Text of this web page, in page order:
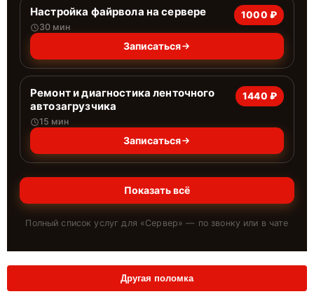
Настройка файрвола на сервере
30 мин
1000 ₽
Записаться
Ремонт и диагностика ленточного
автозагрузчика
15 мин
1440 ₽
Записаться
Показать всё
Полный список услуг для «Сервер» — по звонку или в чате
Другая поломка